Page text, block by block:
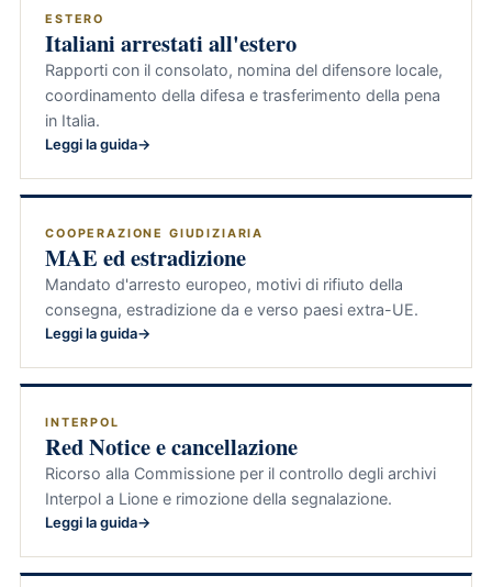
ESTERO
Italiani arrestati all'estero
Rapporti con il consolato, nomina del difensore locale,
coordinamento della difesa e trasferimento della pena
in Italia.
Leggi la guida
COOPERAZIONE GIUDIZIARIA
MAE ed estradizione
Mandato d'arresto europeo, motivi di rifiuto della
consegna, estradizione da e verso paesi extra-UE.
Leggi la guida
INTERPOL
Red Notice e cancellazione
Ricorso alla Commissione per il controllo degli archivi
Interpol a Lione e rimozione della segnalazione.
Leggi la guida